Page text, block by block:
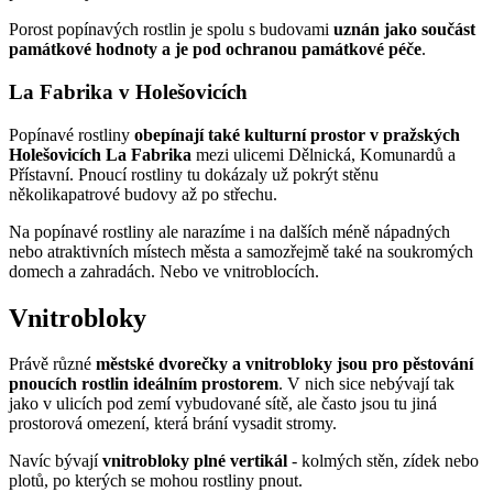
Porost popínavých rostlin je spolu s budovami uznán jako součást
památkové hodnoty a je pod ochranou památkové péče.
La Fabrika v Holešovicích
Popínavé rostliny obepínají také kulturní prostor v pražských
Holešovicích La Fabrika mezi ulicemi Dělnická, Komunardů a
Přístavní. Pnoucí rostliny tu dokázaly už pokrýt stěnu
několikapatrové budovy až po střechu.
Na popínavé rostliny ale narazíme i na dalších méně nápadných
nebo atraktivních místech města a samozřejmě také na soukromých
domech a zahradách. Nebo ve vnitroblocích.
Vnitrobloky
Právě různé městské dvorečky a vnitrobloky jsou pro pěstování
pnoucích rostlin ideálním prostorem. V nich sice nebývají tak
jako v ulicích pod zemí vybudované sítě, ale často jsou tu jiná
prostorová omezení, která brání vysadit stromy.
Navíc bývajívnitrobloky plné vertikál - kolmých stěn, zídek nebo
plotů, po kterých se mohou rostliny pnout.